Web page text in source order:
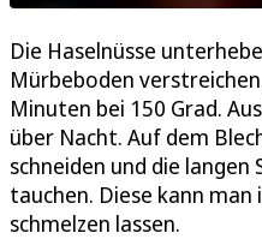
Die Haselnüsse
Mürbeboden
Minuten bei 150 Grad.
über Nacht. Auf dem
schneiden und die langen
tauchen. Diese kann man
schmelzen lassen.